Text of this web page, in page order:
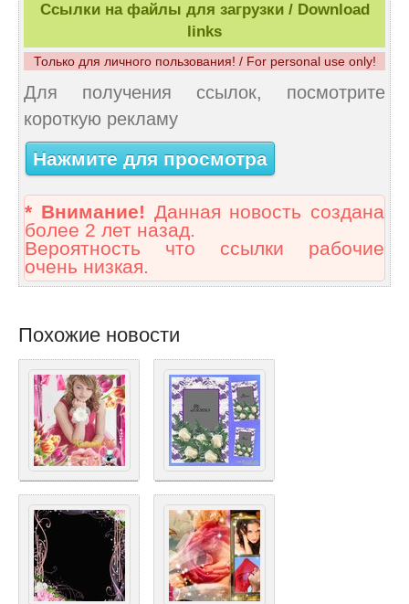
Ссылки на файлы для загрузки / Download
links
Только для личного пользования! / For personal use only!
Для получения ссылок, посмотрите
короткую рекламу
Нажмите для просмотра
* Внимание! Данная новость создана
более 2 лет назад.
Вероятность что ссылки рабочие
очень низкая.
Похожие новости